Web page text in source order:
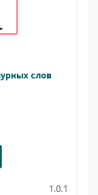
слов
1.0.1